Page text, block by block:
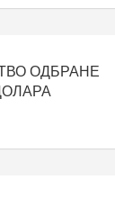
ОДБРАНЕ